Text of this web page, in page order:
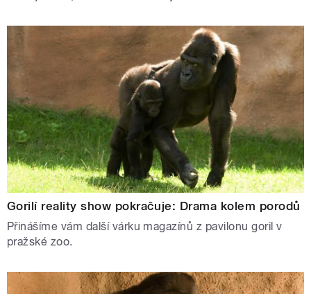
Gorilí reality show pokračuje: Drama kolem porodů
Přinášíme vám další várku magazínů z pavilonu goril v
pražské zoo.